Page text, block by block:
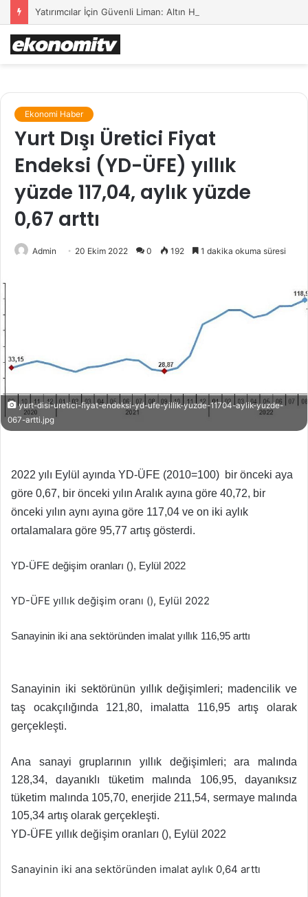
Yatırımcılar İçin Güvenli Liman: Altın Hâlâ İlk Sırada mı?
Ekonomi Haber
Yurt Dışı Üretici Fiyat
Endeksi (YD-ÜFE) yıllık
yüzde 117,04, aylık yüzde
0,67 arttı
Admin 20 Ekim 2022 0 192 1 dakika okuma süresi
yurt-disi-uretici-fiyat-endeksi-yd-ufe-yillik-yuzde-11704-aylik-yuzde-
067-artti.jpg
2022 yılı Eylül ayında YD-ÜFE (2010=100) bir önceki aya
göre 0,67, bir önceki yılın Aralık ayına göre 40,72, bir
önceki yılın aynı ayına göre 117,04 ve on iki aylık
ortalamalara göre 95,77 artış gösterdi.
YD-ÜFE değişim oranları (), Eylül 2022
YD-ÜFE yıllık değişim oranı (), Eylül 2022
Sanayinin iki ana sektöründen imalat yıllık 116,95 arttı
Sanayinin iki sektörünün yıllık değişimleri; madencilik ve
taş ocakçılığında 121,80, imalatta 116,95 artış olarak
gerçekleşti.
Ana sanayi gruplarının yıllık değişimleri; ara malında
128,34, dayanıklı tüketim malında 106,95, dayanıksız
tüketim malında 105,70, enerjide 211,54, sermaye malında
105,34 artış olarak gerçekleşti.
YD-ÜFE yıllık değişim oranları (), Eylül 2022
Sanayinin iki ana sektöründen imalat aylık 0,64 arttı